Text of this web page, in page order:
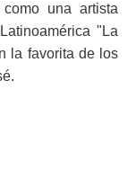
una artista
"La
la favorita de los